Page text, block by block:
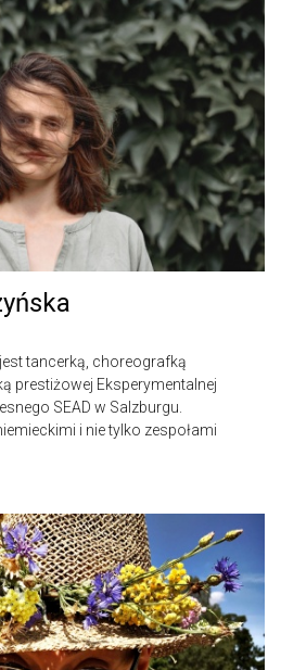
tancerką, choreografką
prestiżowej Eksperymentalnej
SEAD w Salzburgu.
i nie tylko zespołami